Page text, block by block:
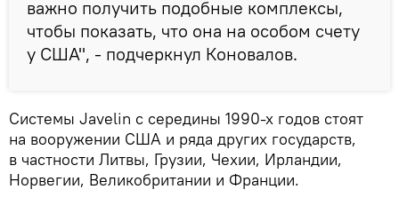
важно получить подобные комплексы,
чтобы показать, что она на особом счету
у США", - подчеркнул Коновалов.
Системы Javelin с середины 1990-х годов стоят
на вооружении США и ряда других государств,
в частности Литвы, Грузии, Чехии, Ирландии,
Норвегии, Великобритании и Франции.